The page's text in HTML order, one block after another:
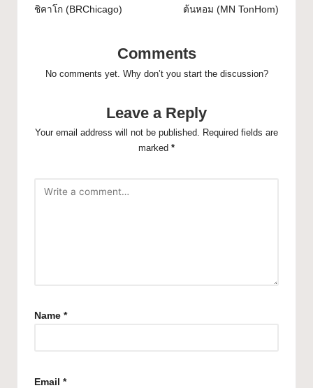
ชิคาโก (BRChicago) ต้นหอม (MN TonHom)
Comments
No comments yet. Why don’t you start the discussion?
Leave a Reply
Your email address will not be published. Required fields are
marked *
Name *
Email *